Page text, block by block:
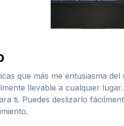
que más me entusiasma
llevable a cualquier
ti. Puedes deslizarlo